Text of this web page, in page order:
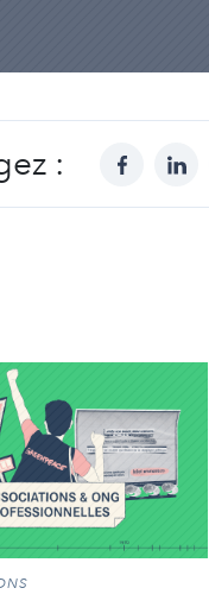
: facebook